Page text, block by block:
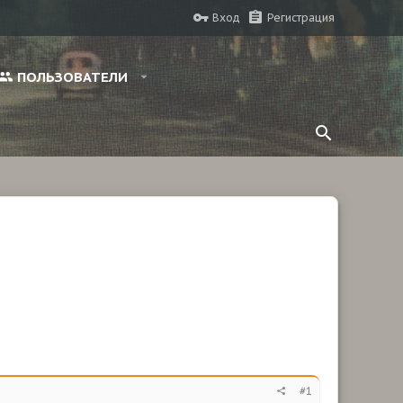
Вход Регистрация
ПОЛЬЗОВАТЕЛИ
#1